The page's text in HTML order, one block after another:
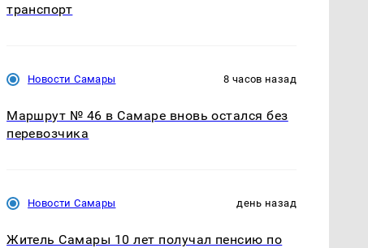
транспорт
Новости Самары 8 часов назад
Маршрут № 46 в Самаре вновь остался без
перевозчика
Новости Самары день назад
Житель Самары 10 лет получал пенсию по